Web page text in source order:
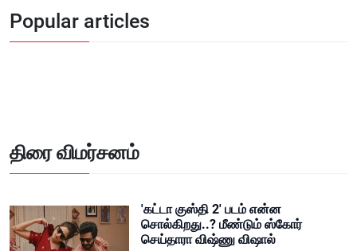
Popular articles
திரை விமர்சனம்
'கட்டா குஸ்தி 2' படம் என்ன
சொல்கிறது..? மீண்டும் ஸ்கோர்
செய்தாரா விஷ்ணு விஷால்